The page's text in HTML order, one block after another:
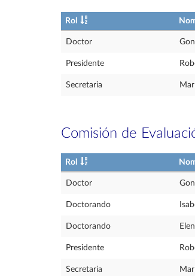
Rol
Doctor
Presidente
Secretaria
Comisión de
Rol
Doctor
Doctorando
Doctorando
Presidente
Secretaria